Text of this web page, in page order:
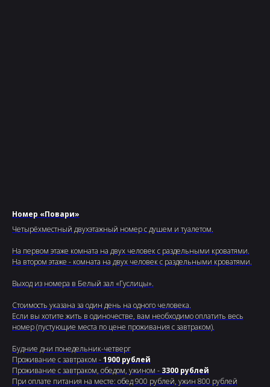
Номер «Повари»
Четырёхместный двухэтажный номер с душем и туалетом.
На первом этаже комната на двух человек с раздельными кроватями.
На втором этаже - комната на двух человек с раздельными кроватями.
Выход из номера в Белый зал «Гуслицы».
Стоимость указана за один день на одного человека.
Если вы хотите жить в одиночестве, вам необходимо оплатить весь
номер (пустующие места по цене проживания с завтраком).
Будние дни понедельник-четверг
Проживание с завтраком -1900 рублей
Проживание с завтраком, обедом, ужином - 3300 рублей
При оплате питания на месте: обед 900 рублей, ужин 800 рублей